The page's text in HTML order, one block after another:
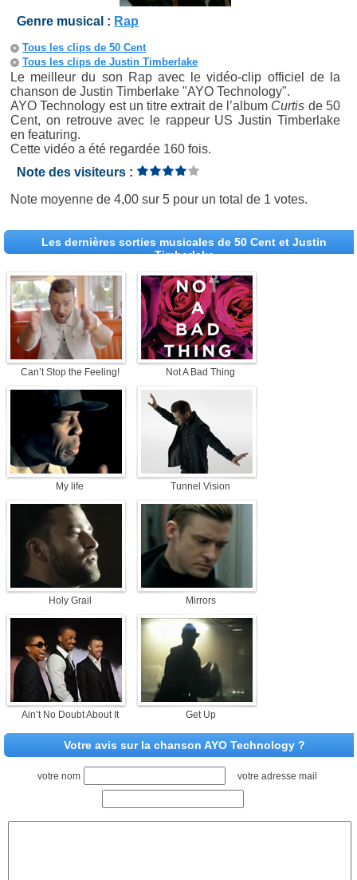
Genre musical : Rap
Tous les clips de 50 Cent
Tous les clips de Justin Timberlake
Le meilleur du son Rap avec le vidéo-clip officiel de la
chanson de Justin Timberlake "AYO Technology".
AYO Technology est un titre extrait de l’album Curtis de 50
Cent, on retrouve avec le rappeur US Justin Timberlake
en featuring.
Cette vidéo a été regardée 160 fois.
Note des visiteurs :
Note moyenne de4,00 sur5 pour un total de 1 votes.
Les dernières sorties musicales de 50 Cent et Justin
Timberlake
Can’t Stop the Feeling! Not A Bad Thing
My life Tunnel Vision
Holy Grail Mirrors
Ain’t No Doubt About It Get Up
Votre avis sur la chanson AYO Technology ?
votre nom votre adresse mail